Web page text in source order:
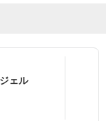
ェル